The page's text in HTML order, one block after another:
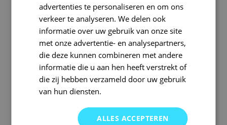
advertenties te personaliseren en om ons
verkeer te analyseren. We delen ook
informatie over uw gebruik van onze site
met onze advertentie- en analysepartners,
die deze kunnen combineren met andere
informatie die u aan hen heeft verstrekt of
die zij hebben verzameld door uw gebruik
van hun diensten.
ALLES ACCEPTEREN